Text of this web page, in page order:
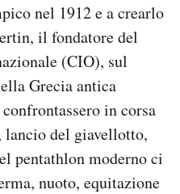
nel 1912 e a crearlo
il fondatore del
(CIO), sul
Grecia antica
in corsa
del giavellotto,
pentathlon moderno ci
nuoto, equitazione